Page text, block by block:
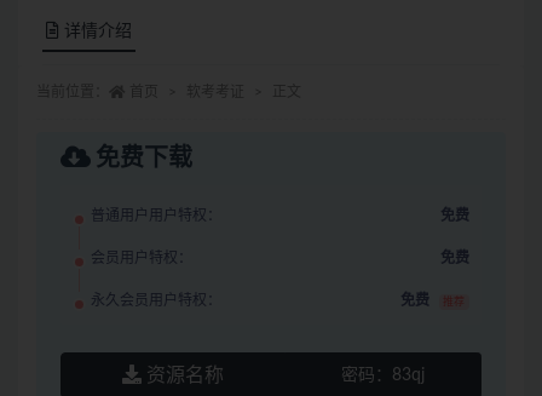
详情介绍
免费下载
普通用户用户特权： 免费
会员用户特权： 免费
永久会员用户特权： 免费 推荐
资源名称 密码： 83qj